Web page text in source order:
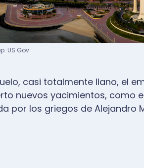
US Gov.
casi totalmente llano, el
nuevos yacimientos, como
por los griegos de Alejandro